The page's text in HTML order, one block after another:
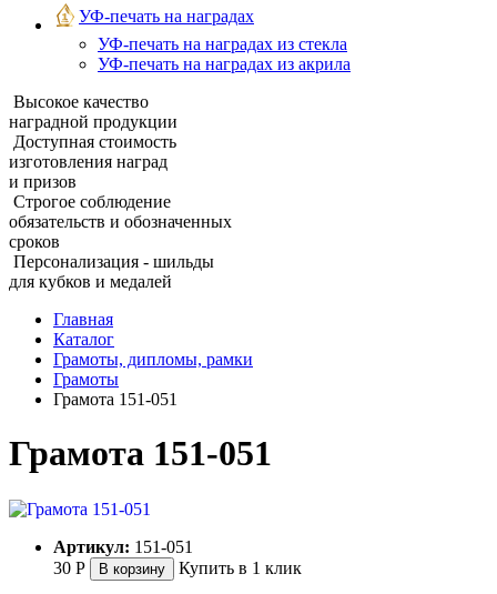
УФ-печать на наградах
УФ‑печать на наградах из стекла
УФ-печать на наградах из акрила
Высокое качество
наградной продукции
Доступная стоимость
изготовления наград
и призов
Строгое соблюдение
обязательств и обозначенных
сроков
Персонализация - шильды
для кубков и медалей
Главная
Каталог
Грамоты, дипломы, рамки
Грамоты
Грамота 151‑051
Грамота 151‑051
Артикул: 151-051
30 Р В корзину Купить в 1 клик